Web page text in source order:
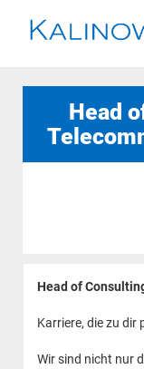
Head
Head of
Karriere, die zu dir
Wir sind nicht nur